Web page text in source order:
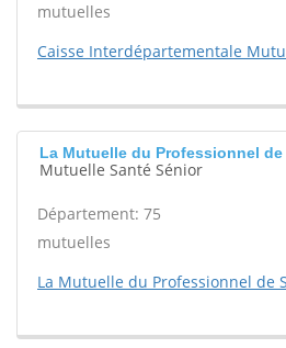
mutuelles
Caisse Interdépartementale
La Mutuelle du Professionnel de
Mutuelle Santé Sénior
Département: 75
mutuelles
La Mutuelle du Professionnel de